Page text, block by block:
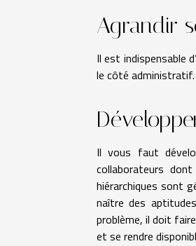
Agrandir
Il est indispensable
le côté administratif.
Il vous faut
collaborateurs
hiérarchiques sont
naître des
problème, il doit
et se rendre